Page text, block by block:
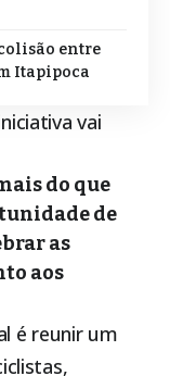
entre
Itapipoca
vai
do que
de
as
aos
é reunir um